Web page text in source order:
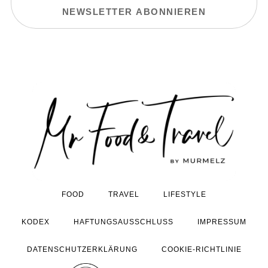
FOOD TRAVEL LIFESTYLE
KODEX HAFTUNGSAUSSCHLUSS IMPRESSUM
DATENSCHUTZERKLÄRUNG COOKIE-RICHTLINIE